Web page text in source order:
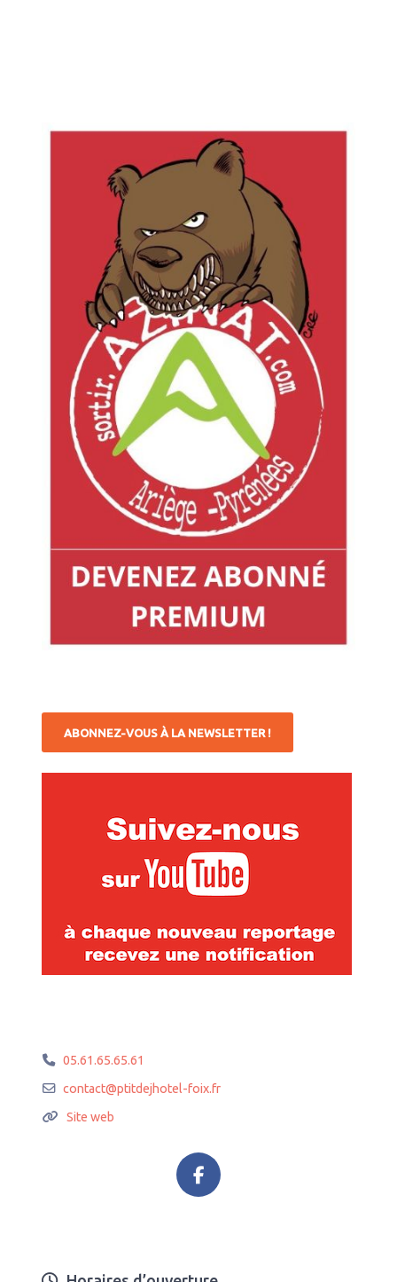
ABONNEZ-VOUS À LA NEWSLETTER !
05.61.65.65.61
contact@ptitdejhotel-foix.fr
Site web